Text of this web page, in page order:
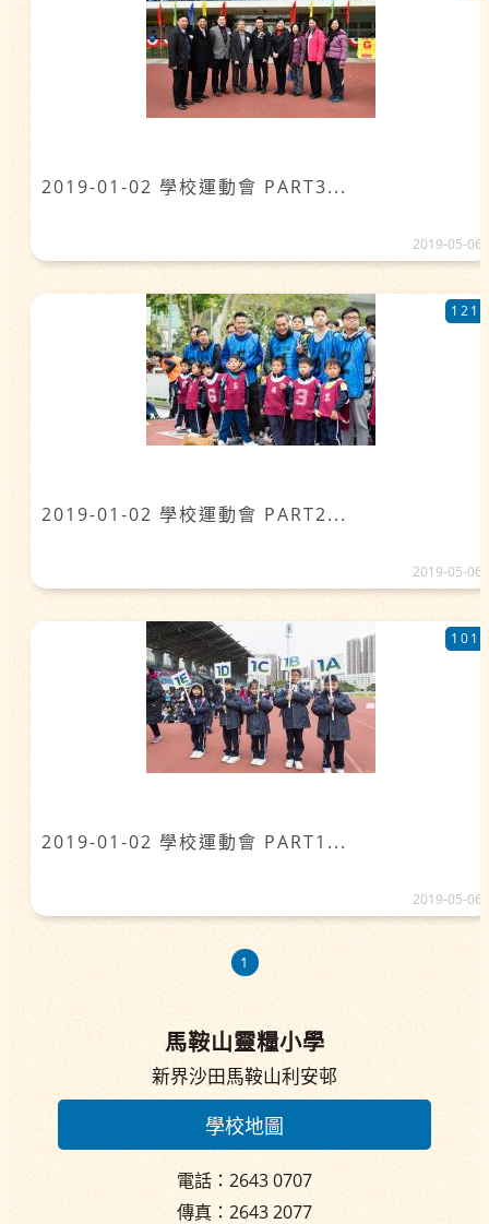
2019-01-02 學校運動會 PART3...
2019-05-06
2019-01-02 學校運動會 PART2...
121
2019-05-06
2019-01-02 學校運動會 PART1...
101
2019-05-06
1
馬鞍山靈糧小學
新界沙田馬鞍山利安邨
學校地圖
電話：2643 0707
傳真：2643 2077